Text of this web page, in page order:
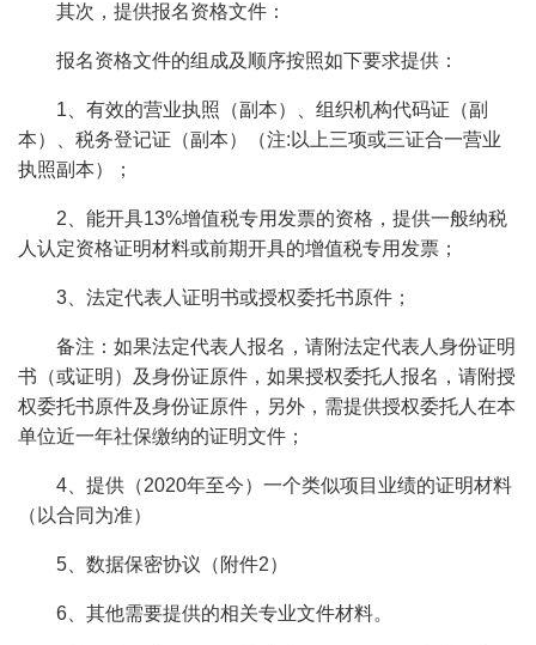
其次，提供报名资格文件：
报名资格文件的组成及顺序按照如下要求提供：
1、有效的营业执照（副本）、组织机构代码证（副
本）、税务登记证（副本）（注:以上三项或三证合一营业
执照副本）；
2、能开具13%增值税专用发票的资格，提供一般纳税
人认定资格证明材料或前期开具的增值税专用发票；
3、法定代表人证明书或授权委托书原件；
备注：如果法定代表人报名，请附法定代表人身份证明
书（或证明）及身份证原件，如果授权委托人报名，请附授
权委托书原件及身份证原件，另外，需提供授权委托人在本
单位近一年社保缴纳的证明文件；
4、提供（2020年至今）一个类似项目业绩的证明材料
（以合同为准）
5、数据保密协议（附件2）
6、其他需要提供的相关专业文件材料。